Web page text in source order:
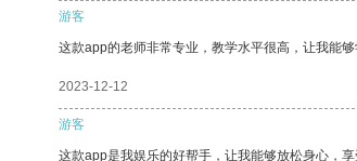
游客
这款app的老师非常专业，教学水平很高，让我能够
2023-12-12
游客
这款app是我娱乐的好帮手，让我能够放松身心，享